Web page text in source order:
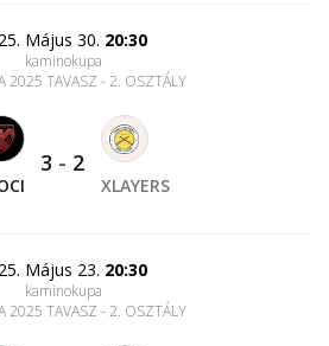
Május 30. 20:30
kaminokupa
2025 TAVASZ - 2. OSZTÁLY
3 - 2
XLAYERS
Május 23. 20:30
kaminokupa
2025 TAVASZ - 2. OSZTÁLY